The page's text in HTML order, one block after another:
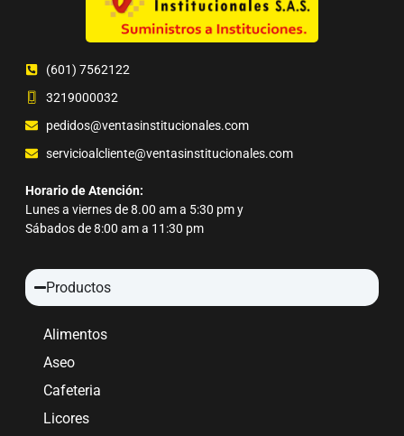
(601) 7562122
3219000032
pedidos@ventasinstitucionales.com
servicioalcliente@ventasinstitucionales.com
Horario de Atención:
Lunes a viernes de 8.00 am a 5:30 pm y
Sábados de 8:00 am a 11:30 pm
Productos
Alimentos
Aseo
Cafeteria
Licores